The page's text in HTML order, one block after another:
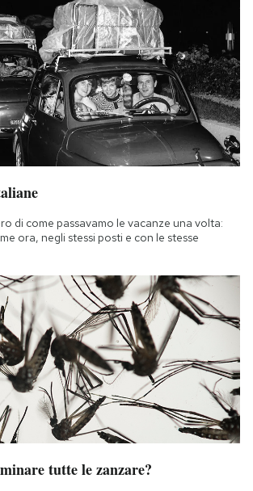
di come passavamo le vacanze una volta:
ora, negli stessi posti e con le stesse
tutte le zanzare?